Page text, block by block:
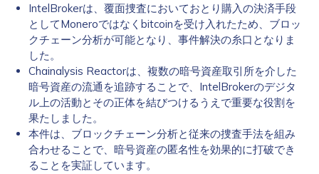
IntelBrokerは、覆面捜査においておとり購入の決済手段
としてMoneroではなくbitcoinを受け入れたため、ブロッ
クチェーン分析が可能となり、事件解決の糸口となりま
した。
Chainalysis Reactorは、複数の暗号資産取引所を介した
暗号資産の流通を追跡することで、IntelBrokerのデジタ
ル上の活動とその正体を結びつけるうえで重要な役割を
果たしました。
本件は、ブロックチェーン分析と従来の捜査手法を組み
合わせることで、暗号資産の匿名性を効果的に打破でき
ることを実証しています。